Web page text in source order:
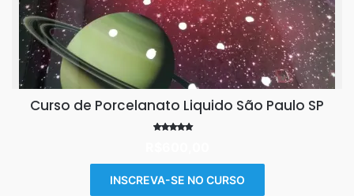
Curso de Porcelanato Liquido São Paulo SP
INSCREVA-SE NO CURSO